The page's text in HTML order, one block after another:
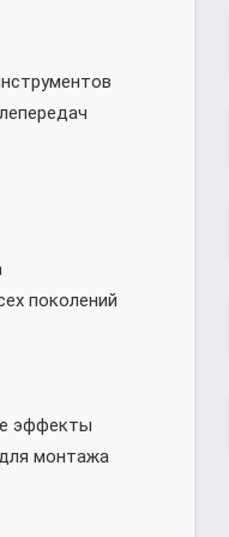
поколений
эффекты
монтажа